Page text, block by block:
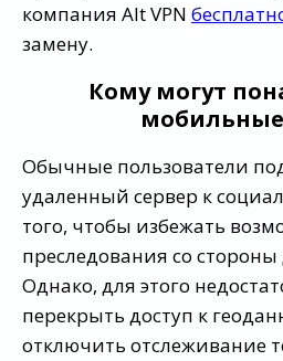
компания Alt VPN
замену.
Кому могут
Обычные пользователи
удаленный сервер к
того, чтобы избежать
преследования со
Однако, для этого
перекрыть доступ к
отключить отслеживание